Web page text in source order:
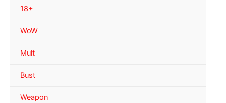
18+
WoW
Mult
Bust
Weapon